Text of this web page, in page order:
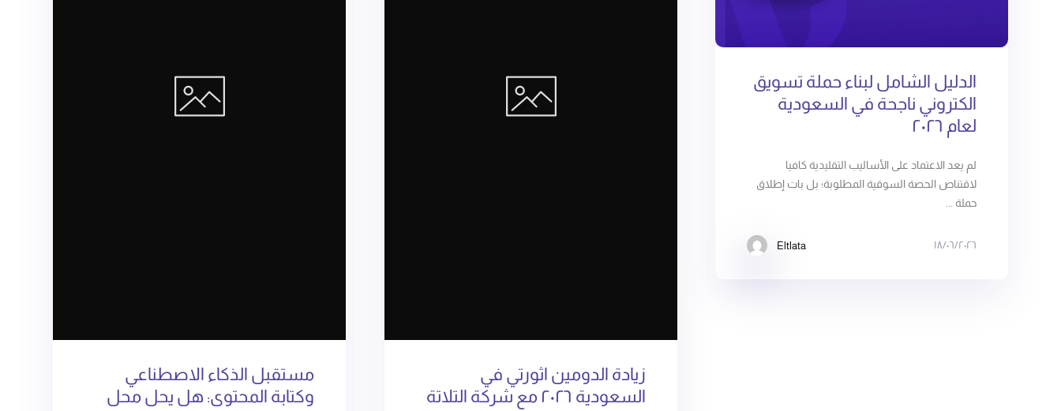
الدليل الشامل لبناء حملة تسويق
الكتروني ناجحة في السعودية
لعام ٢٠٢٦
Eltlata ١٨/٠٦/٢٠٢٦
لم يعد الاعتماد على الأساليب التقليدية كافيا
لاقتناص الحصة السوقية المطلوبة؛ بل بات إطلاق
حملة ...
زيادة الدومين اثورتي في
السعودية ٢٠٢٦ مع شركة التلاتة
مستقبل الذكاء الاصطناعي
وكتابة المحتوى: هل يحل محل